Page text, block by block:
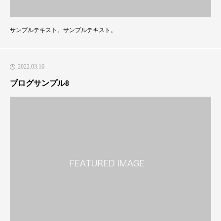
サンプルテキスト。サンプルテキスト。
2022.03.16
ブログサンプル8